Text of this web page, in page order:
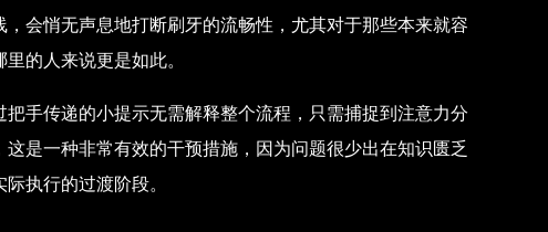
会悄无声息地打断刷牙的流畅性，尤其对于那些本来就容
的人来说更是如此。
手传递的小提示无需解释整个流程，只需捕捉到注意力分
是一种非常有效的干预措施，因为问题很少出在知识匮乏
执行的过渡阶段。